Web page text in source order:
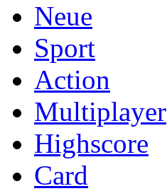
Neue
Sport
Action
Multiplayer
Highscore
Card